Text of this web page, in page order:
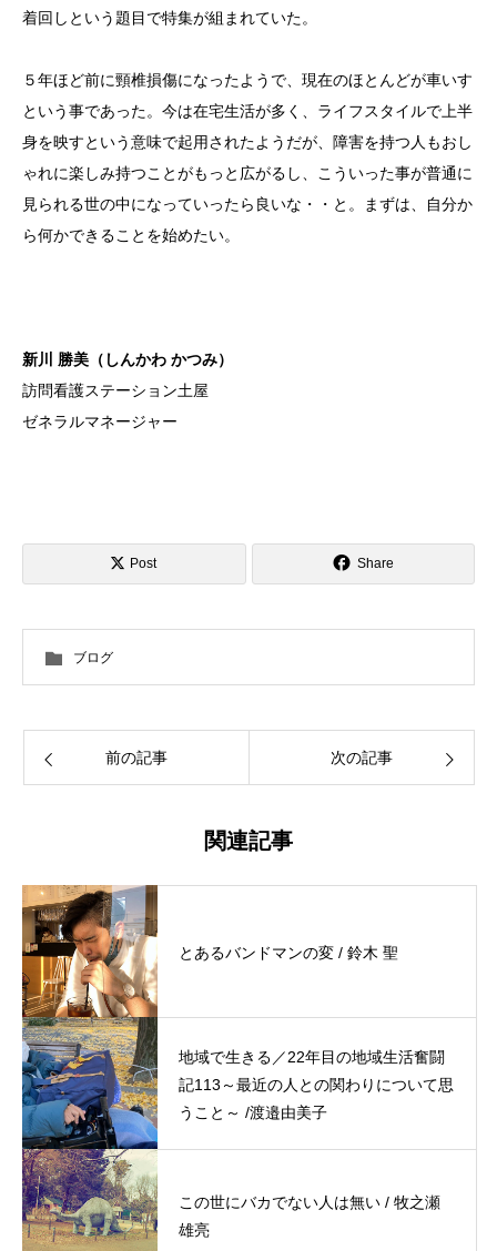
着回しという題目で特集が組まれていた。
５年ほど前に頸椎損傷になったようで、現在のほとんどが車いす
という事であった。今は在宅生活が多く、ライフスタイルで上半
身を映すという意味で起用されたようだが、障害を持つ人もおし
ゃれに楽しみ持つことがもっと広がるし、こういった事が普通に
見られる世の中になっていったら良いな・・と。まずは、自分か
ら何かできることを始めたい。
新川 勝美（しんかわ かつみ）
訪問看護ステーション土屋
ゼネラルマネージャー
Post Share
ブログ
前の記事 次の記事
関連記事
とあるバンドマンの変 / 鈴木 聖
地域で生きる／22年目の地域生活奮闘
記113～最近の人との関わりについて思
うこと～ /渡邉由美子
この世にバカでない人は無い / 牧之瀬
雄亮